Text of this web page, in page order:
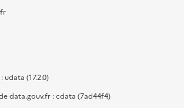
(17.2.0)
data.gouv.fr : cdata (7ad44f4)